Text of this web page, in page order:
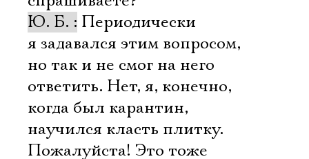
Ю. Б. : Периодически
я задавался этим вопросом,
но так и не смог на него
ответить. Нет, я, конечно,
когда был карантин,
научился класть плитку.
Пожалуйста! Это тоже